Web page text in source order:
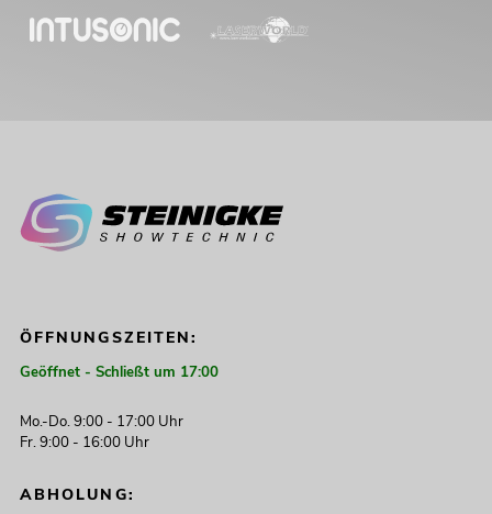
ÖFFNUNGSZEITEN:
Geöffnet - Schließt um 17:00
Mo.-Do. 9:00 - 17:00 Uhr
Fr. 9:00 - 16:00 Uhr
ABHOLUNG: